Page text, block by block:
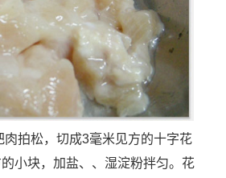
拍松，切成3毫米见方的十字花
小块，加盐、、湿淀粉拌匀。花